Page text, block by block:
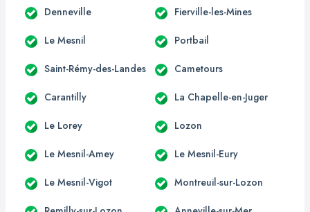
Denneville Fierville-les-Mines
Le Mesnil Portbail
Saint-Rémy-des-Landes Cametours
Carantilly La Chapelle-en-Juger
Le Lorey Lozon
Le Mesnil-Amey Le Mesnil-Eury
Le Mesnil-Vigot Montreuil-sur-Lozon